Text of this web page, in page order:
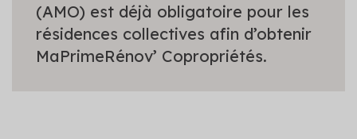
(AMO) est déjà obligatoire pour les
résidences collectives afin d’obtenir
MaPrimeRénov’ Copropriétés.